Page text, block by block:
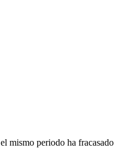
mismo periodo ha fracasado